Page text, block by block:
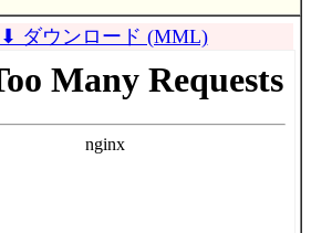
⬇ ダウンロード (MML)